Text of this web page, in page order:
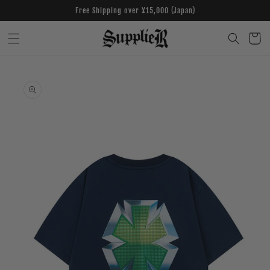
content
Free Shipping over ¥15,000 (Japan)
Cart
product
information